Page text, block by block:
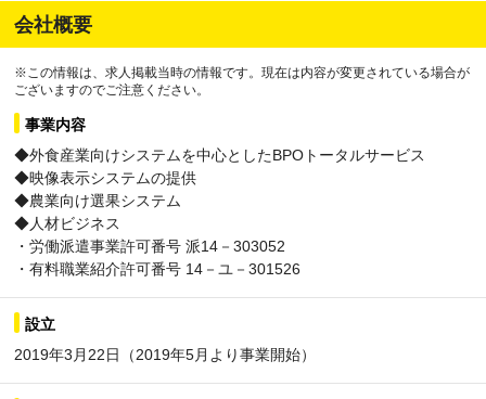
会社概要
※この情報は、求人掲載当時の情報です。現在は内容が変更されている場合が
ございますのでご注意ください。
事業内容
◆外食産業向けシステムを中心としたBPOトータルサービス
◆映像表示システムの提供
◆農業向け選果システム
◆人材ビジネス
・労働派遣事業許可番号 派14－303052
・有料職業紹介許可番号 14－ユ－301526
設立
2019年3月22日（2019年5月より事業開始）